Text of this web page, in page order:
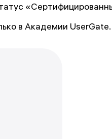
в Академии UserGate.